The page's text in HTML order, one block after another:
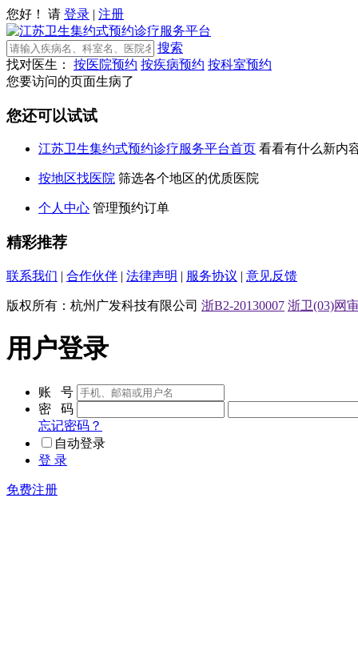
您好！ 请 登录 | 注册
搜索
找对医生：
按医院预约 按疾病预约 按科室预约
您要访问的页面生病了
您还可以试试
江苏卫生集约式预约诊疗服务平台首页 看看有什么新内
按地区找医院 筛选各个地区的优质医院
个人中心 管理预约订单
精彩推荐
联系我们 | 合作伙伴 | 法律声明 | 服务协议 | 意见反馈
版权所有：杭州广发科技有限公司 浙B2-20130007 浙卫(03)网
用户登录
账 号
密 码
忘记密码？
自动登录
登 录
免费注册